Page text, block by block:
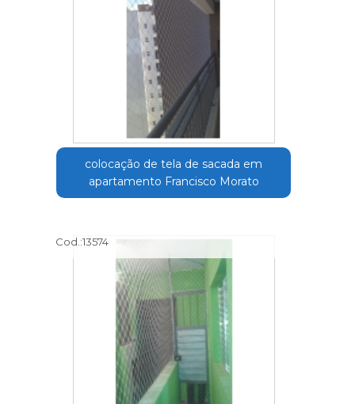
colocação de tela de sacada em
apartamento Francisco Morato
Cod.:13574